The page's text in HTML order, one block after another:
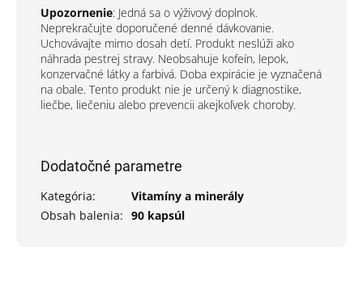
Upozornenie: Jedná sa o výživový doplnok.
Neprekračujte doporučené denné dávkovanie.
Uchovávajte mimo dosah detí. Produkt neslúži ako
náhrada pestrej stravy. Neobsahuje kofeín, lepok,
konzervačné látky a farbivá. Doba expirácie je vyznačená
na obale. Tento produkt nie je určený k diagnostike,
liečbe, liečeniu alebo prevencii akejkoľvek choroby.
Dodatočné parametre
Kategória:
Vitamíny a minerály
Obsah balenia: 90 kapsúl